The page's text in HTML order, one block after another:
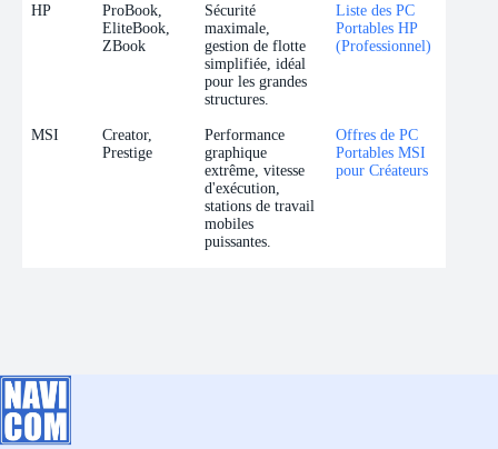
HP
ProBook,
EliteBook,
ZBook
Sécurité
maximale,
gestion de flotte
simplifiée, idéal
pour les grandes
structures.
Liste des PC
Portables HP
(Professionnel)
MSI
Creator,
Prestige
Performance
graphique
extrême, vitesse
d'exécution,
stations de travail
mobiles
puissantes.
Offres de PC
Portables MSI
pour Créateurs